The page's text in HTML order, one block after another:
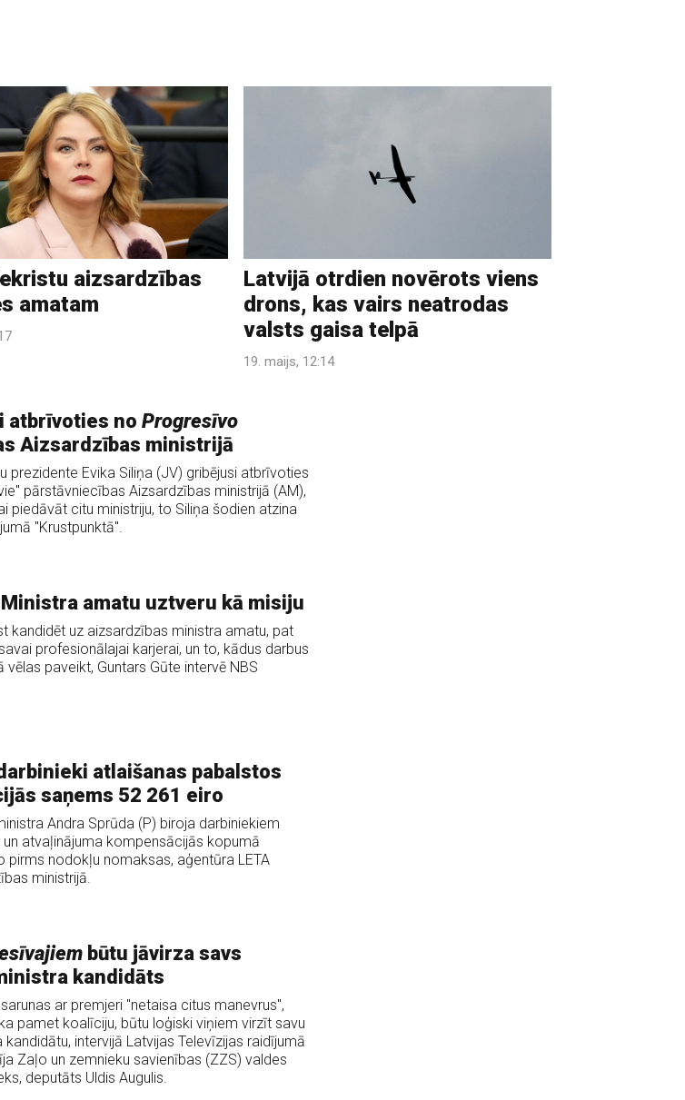
aizsardzības
amatam
Latvijā otrdien novērots viens
drons, kas vairs neatrodas
valsts gaisa telpā
19. maijs, 12:14
atbrīvoties no Progresīvo
Aizsardzības ministrijā
prezidente Evika Siliņa (JV) gribējusi atbrīvoties
pārstāvniecības Aizsardzības ministrijā (AM),
piedāvāt citu ministriju, to Siliņa šodien atzina
"Krustpunktā".
amatu uztveru kā misiju
kandidēt uz aizsardzības ministra amatu, pat
profesionālajai karjerai, un to, kādus darbus
vēlas paveikt, Guntars Gūte intervē NBS
atlaišanas pabalstos
saņems 52 261 eiro
Andra Sprūda (P) biroja darbiniekiem
atvaļinājuma kompensācijās kopumā
pirms nodokļu nomaksas, aģentūra LETA
ministrijā.
būtu jāvirza savs
kandidāts
ar premjeri "netaisa citus manevrus",
pamet koalīciju, būtu loģiski viņiem virzīt savu
intervijā Latvijas Televīzijas raidījumā
Zaļo un zemnieku savienības (ZZS) valdes
deputāts Uldis Augulis.